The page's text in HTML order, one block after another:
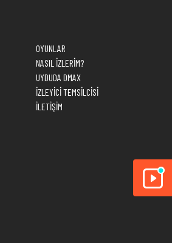
OYUNLAR
NASIL İZLERİM?
UYDUDA DMAX
İZLEYİCİ TEMSİLCİSİ
İLETİŞİM